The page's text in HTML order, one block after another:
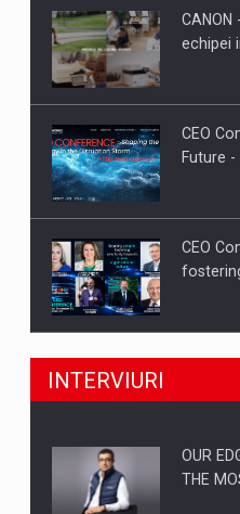
echipei
CEO
Future -
CEO
CEO
INTERVIURI
OUR
THE